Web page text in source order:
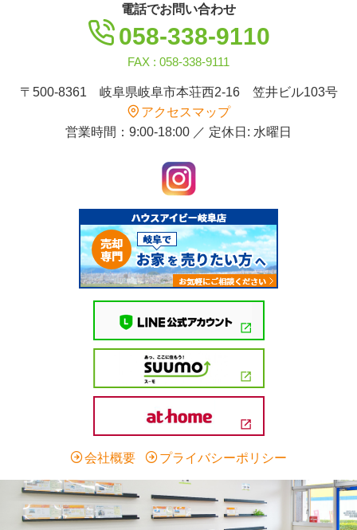
電話でお問い合わせ
058-338-9110
FAX : 058-338-9111
〒500-8361 岐阜県岐阜市本荘西2-16 笠井ビル103号
アクセスマップ
営業時間：9:00-18:00 ／ 定休日: 水曜日
会社概要 プライバシーポリシー